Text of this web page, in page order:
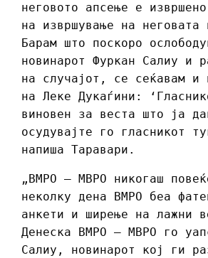
неговото апсење е
на извршување на неговата
Барам што поскоро
новинарот Фуркан Салиу и
на случајот, се сеќавам и
на Леке Дукаѓини:
виновен за веста што ја
осудувајте го гласникот
напиша Таравари.
„ВМРО – МВРО никогаш
неколку дена ВМРО беа
анкети и ширење на лажни
Денеска ВМРО – МВРО го
Салиу, новинарот кој ги